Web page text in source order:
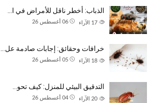
الذباب: أخطر ناقل للأمراض في ا…
06 أغسطس 26 الآراء
خرافات وحقائق: إجابات صادمة عل…
05 أغسطس 26 الآراء
التدقيق البيئي للمنزل: كيف تحو…
04 أغسطس 26 الآراء